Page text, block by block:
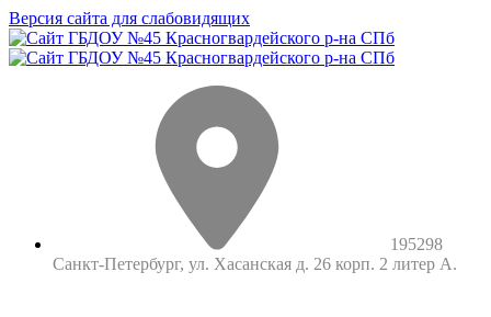
Версия сайта для слабовидящих
195298
Санкт-Петербург, ул. Хасанская д. 26 корп. 2 литер А.